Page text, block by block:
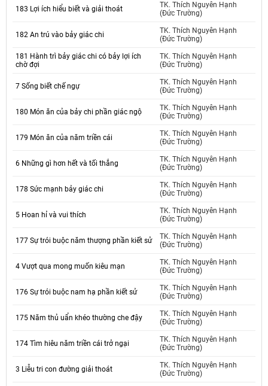
183 Lợi ích hiểu biết và giải thoát
TK. Thích Nguyên Hạnh
(Đức Trường)
182 An trú vào bảy giác chi
TK. Thích Nguyên Hạnh
(Đức Trường)
181 Hành trì bảy giác chi có bảy lợi ích
chờ đợi
TK. Thích Nguyên Hạnh
(Đức Trường)
7 Sống biết chế ngự
TK. Thích Nguyên Hạnh
(Đức Trường)
180 Món ăn của bảy chi phần giác ngộ
TK. Thích Nguyên Hạnh
(Đức Trường)
179 Món ăn của năm triền cái
TK. Thích Nguyên Hạnh
(Đức Trường)
6 Những gì hơn hết và tối thắng
TK. Thích Nguyên Hạnh
(Đức Trường)
178 Sức mạnh bảy giác chi
TK. Thích Nguyên Hạnh
(Đức Trường)
5 Hoan hỉ và vui thích
TK. Thích Nguyên Hạnh
(Đức Trường)
177 Sự trói buộc năm thượng phần kiết sử
TK. Thích Nguyên Hạnh
(Đức Trường)
4 Vượt qua mong muốn kiêu mạn
TK. Thích Nguyên Hạnh
(Đức Trường)
176 Sự trói buộc nam hạ phần kiết sử
TK. Thích Nguyên Hạnh
(Đức Trường)
175 Năm thủ uẩn khéo thường che đậy
TK. Thích Nguyên Hạnh
(Đức Trường)
174 Tìm hiêu năm triền cái trở ngại
TK. Thích Nguyên Hạnh
(Đức Trường)
3 Liễu tri con đường giải thoát
TK. Thích Nguyên Hạnh
(Đức Trường)